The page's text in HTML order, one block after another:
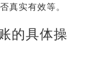
真实有效等。
的具体操